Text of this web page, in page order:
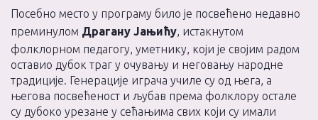
Посебно место у програму било је посвећено недавно
преминулом Драгану Јањићу, истакнутом
фолклорном педагогу, уметнику, који је својим радом
оставио дубок траг у очувању и неговању народне
традиције. Генерације играча училе су од њега, а
његова посвећеност и љубав према фолклору остале
су дубоко урезане у сећањима свих који су имали